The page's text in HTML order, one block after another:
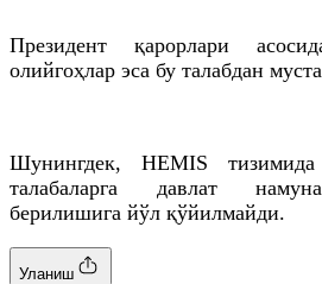
Президент қарорлари
олийгоҳлар эса бу талабдан
Шунингдек, HEMIS тизимида
талабаларга давлат
берилишига йўл қўйилмайди.
Уланиш